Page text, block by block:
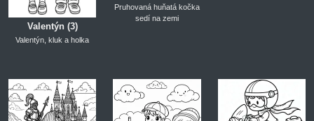
Valentýn (3)
Valentýn, kluk a holka
Pruhovaná huňatá kočka
sedí na zemi